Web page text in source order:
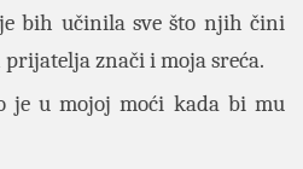
bih učinila sve što njih čini
znači i moja sreća.
je u mojoj moći kada bi mu